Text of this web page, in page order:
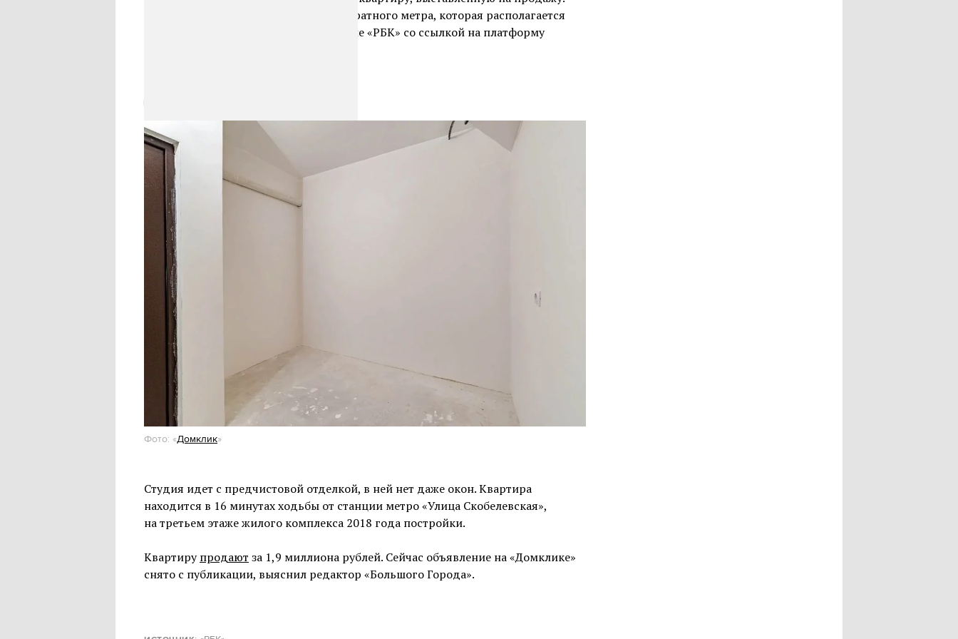
Купить рекламу
Это студия жилой площадью 8,9 квадратного метра, которая располагается
в районе Южное Бутово, пишет издание «РБК» со ссылкой на платформу
Фото: «Домклик»
Студия идет с предчистовой отделкой, в ней нет даже окон. Квартира
находится в 16 минутах ходьбы от станции метро «Улица Скобелевская»,
на третьем этаже жилого комплекса 2018 года постройки.
Квартирупродают за 1,9 миллиона рублей. Сейчас объявление на «Домклике»
снято с публикации, выяснил редактор «Большого Города».